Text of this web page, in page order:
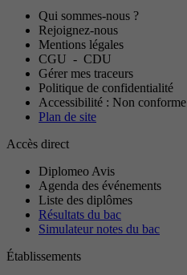
Qui sommes-nous ?
Rejoignez-nous
Mentions légales
CGU - CDU
Gérer mes traceurs
Politique de confidentialité
Accessibilité : Non conforme
Plan de site
Accès direct
Diplomeo Avis
Agenda des événements
Liste des diplômes
Résultats du bac
Simulateur notes du bac
Établissements